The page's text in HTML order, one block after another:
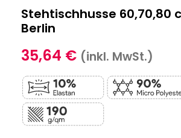
Stehtischhusse 60,70,80
Berlin
35,64 € (inkl. MwSt.)